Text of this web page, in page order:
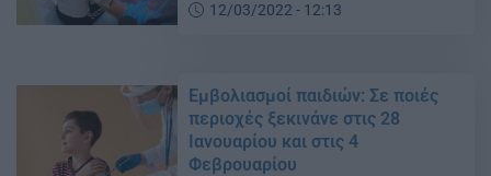
12/03/2022 - 12:13
Εμβολιασμοί παιδιών: Σε ποιές
περιοχές ξεκινάνε στις 28
Ιανουαρίου και στις 4
Φεβρουαρίου